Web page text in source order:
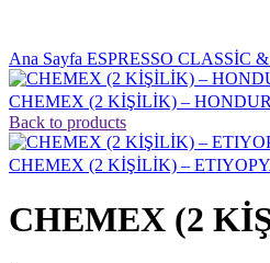
Ana Sayfa ESPRESSO CLASSİC
CHEMEX (2 KİŞİLİK) –
Back to products
CHEMEX (2 KİŞİLİK) –
CHEMEX (2